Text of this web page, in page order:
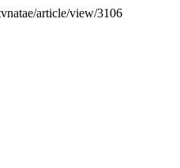
article/view/3106